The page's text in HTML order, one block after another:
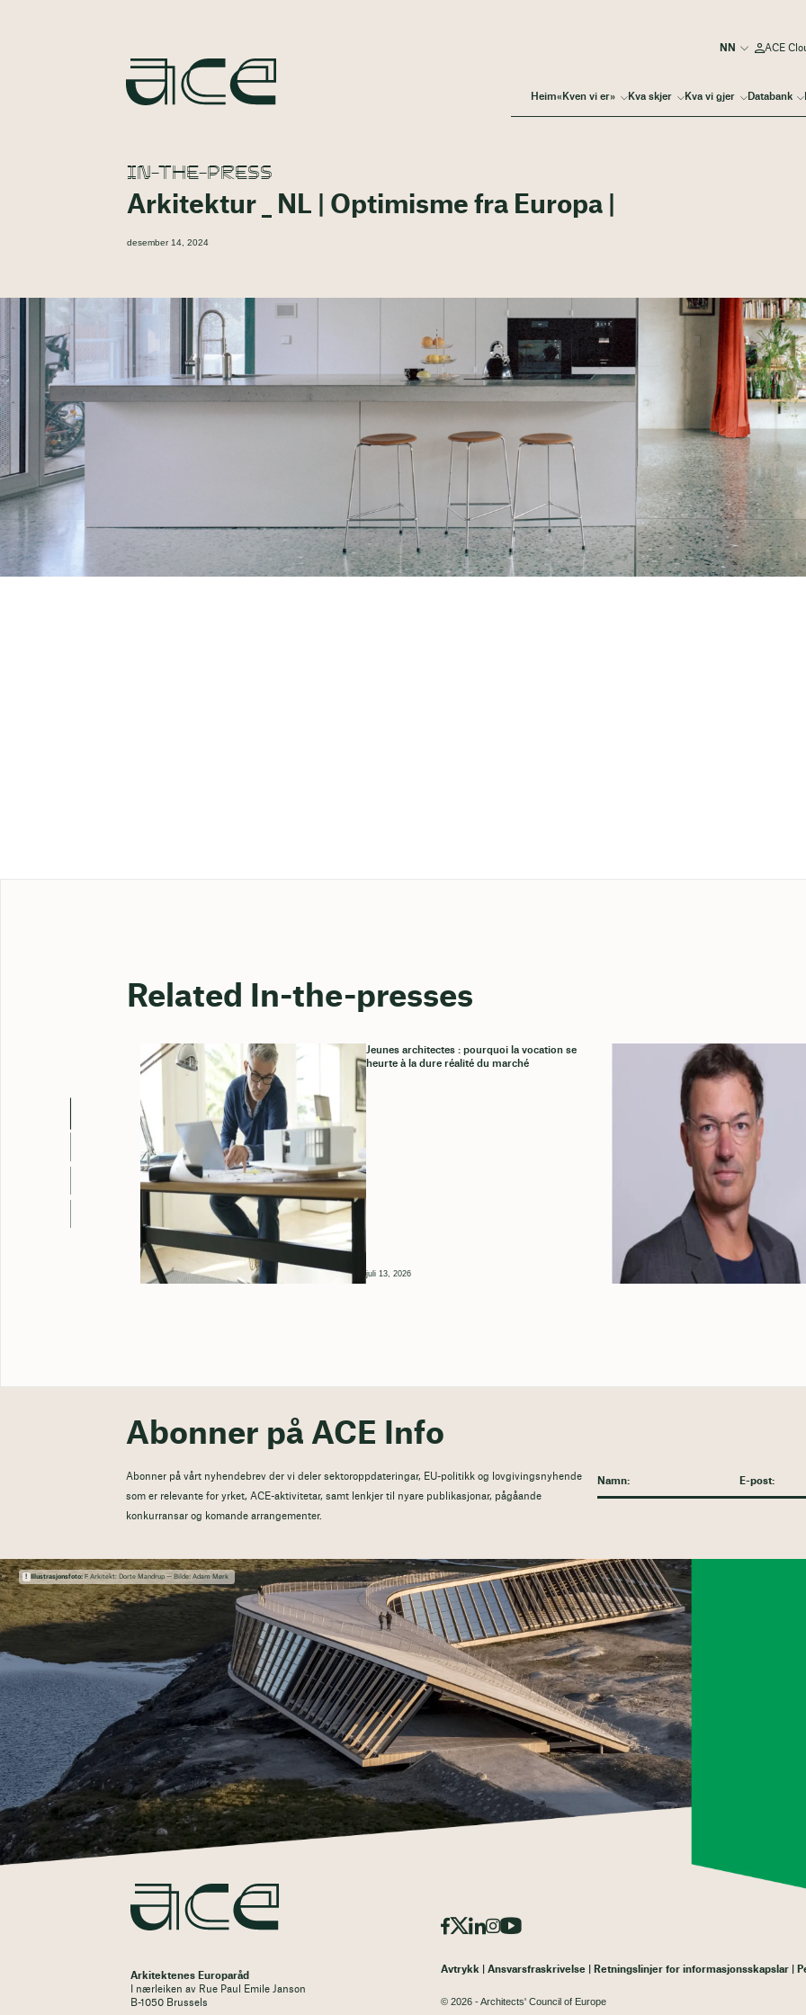
Heim«Kven vi er» Kva skjer Kva vi gjer Databank
ACE
IN-THE-PRESS
Arkitektur _ NL | Optimisme fra Europa |
desember 14, 2024
Related In-the-presses
Jeunes architectes : pourquoi la vocation se
heurte à la dure réalité du marché
juli 13, 2026
Abonner på ACE Info
Abonner på vårt nyhendebrev der vi deler sektoroppdateringar, EU-politikk og lovgivingsnyhende
som er relevante for yrket, ACE-aktivitetar, samt lenkjer til nyare publikasjonar, pågåande
konkurransar og komande arrangementer.
Illustrasjonsfoto: Ϝ Arkitekt: Dorte Mandrup — Bilde: Adam Mørk
Arkitektenes Europaråd
I nærleiken av Rue Paul Emile Janson
B-1050 Brussels
Avtrykk Ansvarsfraskrivelse Retningslinjer for informasjonsskapslar
© 2026 - Architects' Council of Europe